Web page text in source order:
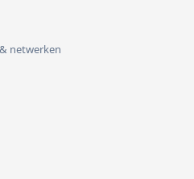
netwerken